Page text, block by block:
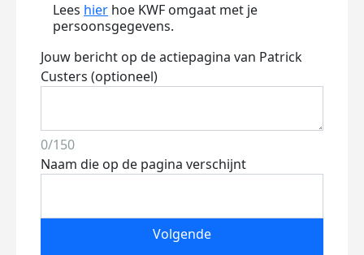
Lees hier hoe KWF omgaat met je
persoonsgegevens.
Jouw bericht op de actiepagina van Patrick
Custers (optioneel)
0/150
Naam die op de pagina verschijnt
Volgende